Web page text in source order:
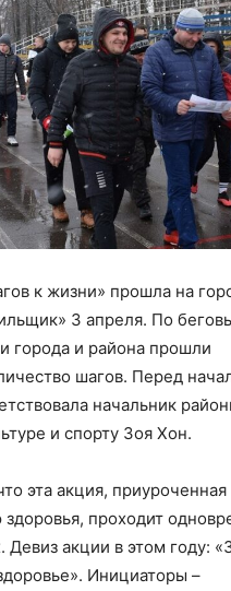
к жизни» прошла на
3 апреля. По
города и района прошли
шагов. Перед
начальник
и спорту Зоя Хон.
эта акция, приуроченная
проходит
Девиз акции в этом году:
Инициаторы –